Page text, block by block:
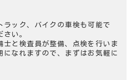
ラック、バイクの車検も可能で
い。
士と検査員が整備、点検を行いま
になれますので、まずはお気軽に